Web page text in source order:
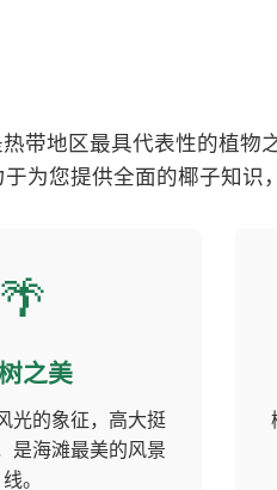
带地区最具代表性的植物
为您提供全面的椰子知识
🌴
之美
光的象征，高大挺
是海滩最美的风景
线。